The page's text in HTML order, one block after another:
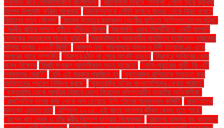
পরাজিত করে সেমিফাইনালে বাংলাদেশ" "ভালোবাসা দিবসে ‘তামাশা’ পোস্ট নিয়ে ব্যাখ্যা
দিলেন উপদেষ্টা ফরিদা আখতার" "ভিনিসিয়ুসকে সৌদি ক্লাবে যাওয়া থেকে বিরত রাখতে
রিয়ালের নতুন কৌশল" "মতলব উত্তরে ছাত্রদল নেত্রীর বাড়িতে অগ্নিসংযোগের ঘটনা"
"মন্ত্রীর বাড়ির সামনে বৃষ্টিতে দাঁড়িয়ে ছিলাম "ময়নামতি ওয়ার সিমেট্রিতে একটি জাপানি
সৈনিকের দেহাবশেষ পাওয়া যায়নি" "ময়মনসিংহে আজহারীর মাহফিলে মুঠোফোন হারানোর
ঘটনায় থানায় ২০০টি জিডি" "মামুনুল হক: সচিবালয়ে আগুন ও টঙ্গী হত্যাকাণ্ড একে
অপরের সাথে সম্পর্কিত "মিরপুরে চাঁদা না পেয়ে মার্কেট ভাঙচুর "মিরপুরে সাকিবের খেলা
বন্ধে বিক্ষোভ "মির্জা ফখরুল আগামীকাল লন্ডন যাচ্ছেন" "মেসি-সুয়ারেজ জুটি: কি এটি
সর্বকালের সেরা?" "যদি এই সরকার পরাজিত হয় "যুক্তরাজ্য রাশিয়াকে সহায়তা করা
ব্যক্তিদের প্রবেশ নিষিদ্ধ করছে" "যুক্তরাষ্ট্র অবৈধ বাংলাদেশিদের ফেরত পাঠাবে"
"যুক্তরাষ্ট্র থেকে সামরিক বিমানে দেশে ফিরলেন নথিপত্রহীন ভারতীয় অভিবাসীরা"
"রাজনৈতিক দলের কাছ থেকে নাম চেয়েছে ইসি গঠনের অনুসন্ধান কমিটি" "রাজনৈতিক
বক্তব্য এড়াতে চাই "রাশিফল ২০২৪: এই বছরে আপনার জীবন কেমন হতে পারে"
"রাশেদ খান মেনন ও তাঁর স্ত্রীর বিদেশে যাত্রায় নিষেধাজ্ঞা" "রাহুলের তুলনায় বড় ব্যবধানে